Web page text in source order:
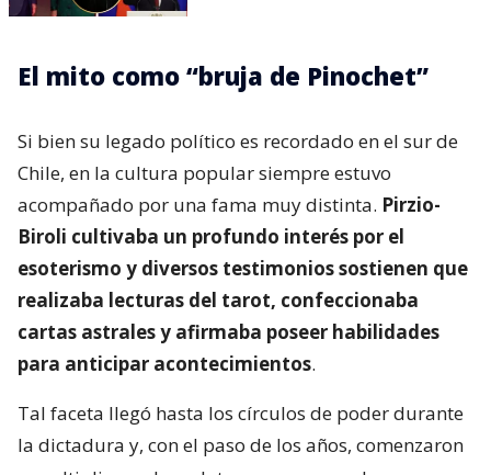
El mito como “bruja de Pinochet”
Si bien su legado político es recordado en el sur de
Chile, en la cultura popular siempre estuvo
acompañado por una fama muy distinta. Pirzio-
Biroli cultivaba un profundo interés por el
esoterismo y diversos testimonios sostienen que
realizaba lecturas del tarot, confeccionaba
cartas astrales y afirmaba poseer habilidades
para anticipar acontecimientos.
Tal faceta llegó hasta los círculos de poder durante
la dictadura y, con el paso de los años, comenzaron